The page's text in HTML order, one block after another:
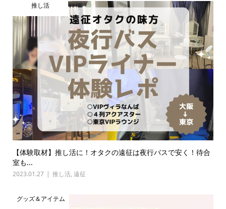
推し活
【体験取材】推し活に！オタクの遠征は夜行バスで安く！待合
室も...
2023.01.27 推し活, 遠征
グッズ＆アイテム